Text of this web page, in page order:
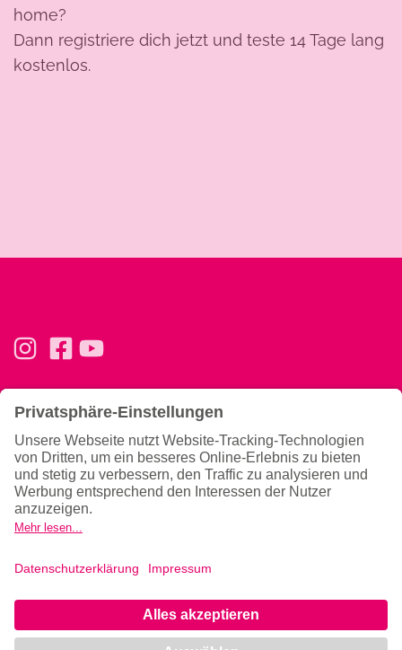
home?
Dann registriere dich jetzt und teste 14 Tage lang
kostenlos.
Basics
Konzept
Trainingsphilosophie
Team
Gutscheine verschenken
Ernährung & Tipps
Ernährung
Magazin
Allgemeines
Datenschutzerklärung